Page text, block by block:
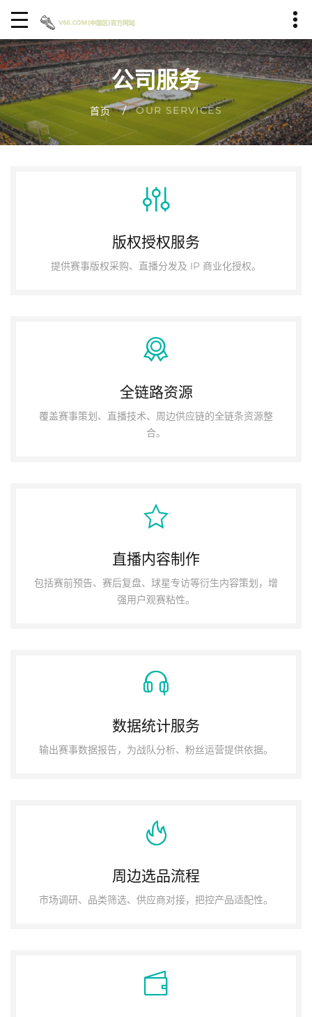
公司服务
首页 OUR SERVICES
版权授权服务
提供赛事版权采购、直播分发及 IP 商业化授权。
全链路资源
覆盖赛事策划、直播技术、周边供应链的全链条资源整
合。
直播内容制作
包括赛前预告、赛后复盘、球星专访等衍生内容策划，增
强用户观赛粘性。
数据统计服务
输出赛事数据报告，为战队分析、粉丝运营提供依据。
周边选品流程
市场调研、品类筛选、供应商对接，把控产品适配性。